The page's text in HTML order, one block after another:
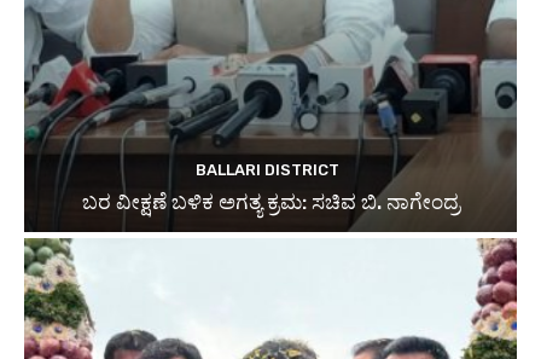
BALLARI DISTRICT
ಬರ ವೀಕ್ಷಣೆ ಬಳಿಕ ಅಗತ್ಯ ಕ್ರಮ: ಸಚಿವ ಬಿ. ನಾಗೇಂದ್ರ